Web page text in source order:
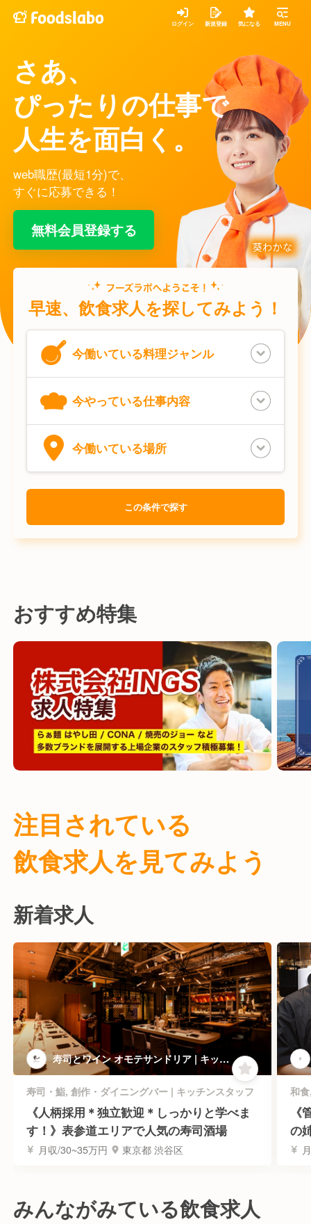
ログイン 新規登録 気になる MENU
さあ、
ぴったりの仕事で
人生を面白く。
web職歴(最短1分)で、
すぐに応募できる！
無料会員登録する
早速、飲食求人を探してみよう！
今働いている料理ジャンル
今やっている仕事内容
今働いている場所
この条件で探す
おすすめ特集
注目されている
飲食求人を見てみよう
新着求人
寿司とワイン オモテサンドリア | キッチ
ンスタッフ
寿司・鮨, 創作・ダイニングバー | キッチンスタッフ
《人柄採用＊独立歓迎＊しっかりと学べま
す！》表参道エリアで人気の寿司酒場
月収/30~35万円 東京都 渋谷区
和
《
の
みんながみている飲食求人